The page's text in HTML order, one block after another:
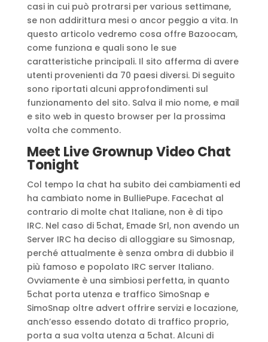
casi in cui può protrarsi per various settimane,
se non addirittura mesi o ancor peggio a vita. In
questo articolo vedremo cosa offre Bazoocam,
come funziona e quali sono le sue
caratteristiche principali. Il sito afferma di avere
utenti provenienti da 70 paesi diversi. Di seguito
sono riportati alcuni approfondimenti sul
funzionamento del sito. Salva il mio nome, e mail
e sito web in questo browser per la prossima
volta che commento.
Meet Live Grownup Video Chat
Tonight
Col tempo la chat ha subito dei cambiamenti ed
ha cambiato nome in BulliePupe. Facechat al
contrario di molte chat Italiane, non è di tipo
IRC. Nel caso di 5chat, Emade Srl, non avendo un
Server IRC ha deciso di alloggiare su Simosnap,
perché attualmente è senza ombra di dubbio il
più famoso e popolato IRC server Italiano.
Ovviamente è una simbiosi perfetta, in quanto
5chat porta utenza e traffico SimoSnap e
SimoSnap oltre advert offrire servizi e locazione,
anch’esso essendo dotato di traffico proprio,
porta a sua volta utenza a 5chat. Alcuni di